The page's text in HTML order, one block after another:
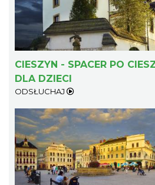
Cieszyn
0.42 km
Cieszyn
0.42 km
CIESZYN - SPACER PO
DLA DZIECI
ODSŁUCHAJ